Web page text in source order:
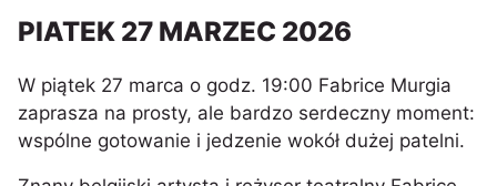
PIATEK 27 MARZEC 2026
W piątek 27 marca o godz. 19:00 Fabrice Murgia
zaprasza na prosty, ale bardzo serdeczny moment:
wspólne gotowanie i jedzenie wokół dużej patelni.